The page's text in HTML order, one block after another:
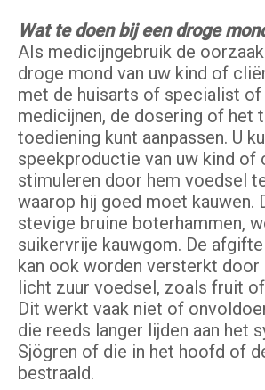
Wat te doen bij een droge
AIs medicijngebruik de
droge mond van uw kind of
met de huisarts of specialist
medicijnen, de dosering of het
toediening kunt aanpassen. U
speekproductie van uw kind of
stimuleren door hem voedsel
waarop hij goed moet kauwen.
stevige bruine boterhammen,
suikervrije kauwgom. De
kan ook worden versterkt door
licht zuur voedsel, zoals fruit
Dit werkt vaak niet of
die reeds langer lijden aan het
Sjögren of die in het hoofd of
bestraald.